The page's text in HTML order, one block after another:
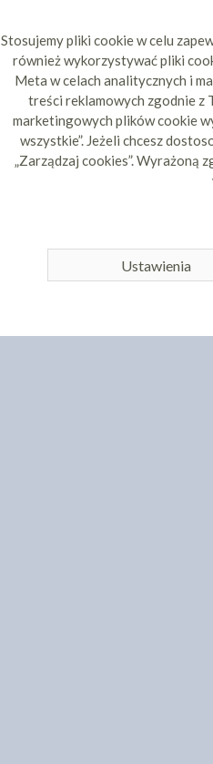
Stosujemy pliki cookie w celu
również wykorzystywać pliki
Meta w celach analitycznych i
treści reklamowych zgodnie z
marketingowych plików cookie
wszystkie”. Jeżeli chcesz
„Zarządzaj cookies”. Wyrażoną
Ustawienia